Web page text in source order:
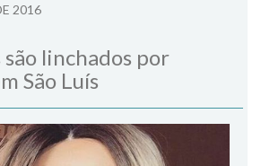
2016
linchados por
São Luís